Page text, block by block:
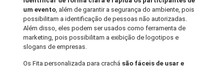
um evento, além de garantir a segurança do ambiente, pois
possibilitam a identificação de pessoas não autorizadas.
Além disso, eles podem ser usados como ferramenta de
marketing, pois possibilitam a exibição de logotipos e
slogans de empresas.
Os Fita personalizada para crachá são fáceis de usar e